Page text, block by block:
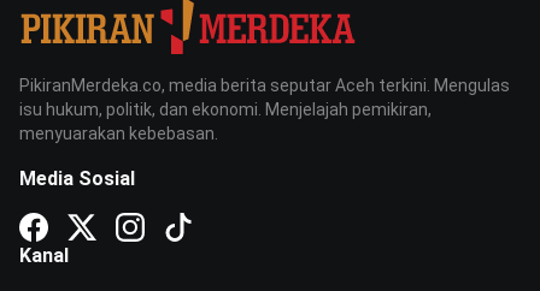
PikiranMerdeka.co, media berita seputar Aceh terkini. Mengulas
isu hukum, politik, dan ekonomi. Menjelajah pemikiran,
menyuarakan kebebasan.
Media Sosial
Kanal